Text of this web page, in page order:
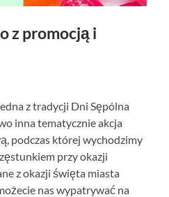
z promocją i
z tradycji Dni Sępólna
inna tematycznie akcja
podczas której wychodzimy
przy okazji
z okazji święta miasta
nas wypatrywać na